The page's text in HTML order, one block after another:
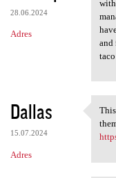
28.06.2024
Adres
and
Dallas
15.07.2024
Adres